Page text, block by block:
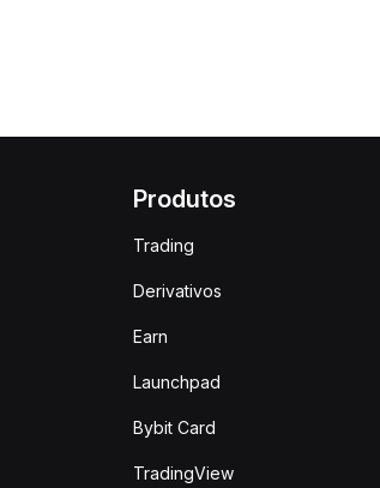
Produtos
Trading
Derivativos
Earn
Launchpad
Bybit Card
TradingView